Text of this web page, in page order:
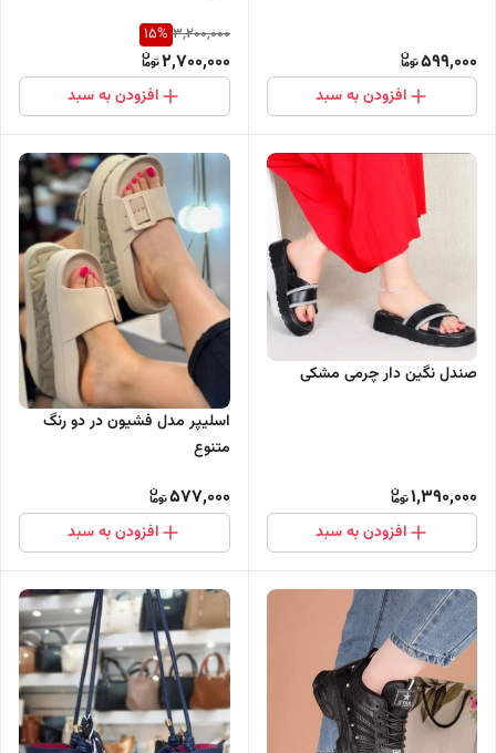
599,000
افزودن به سبد
3,200,000
15%
2,700,000
افزودن به سبد
صندل نگین دار چرمی مشکی
1,390,000
افزودن به سبد
اسلیپر مدل فشیون در دو رنگ
متنوع
577,000
افزودن به سبد